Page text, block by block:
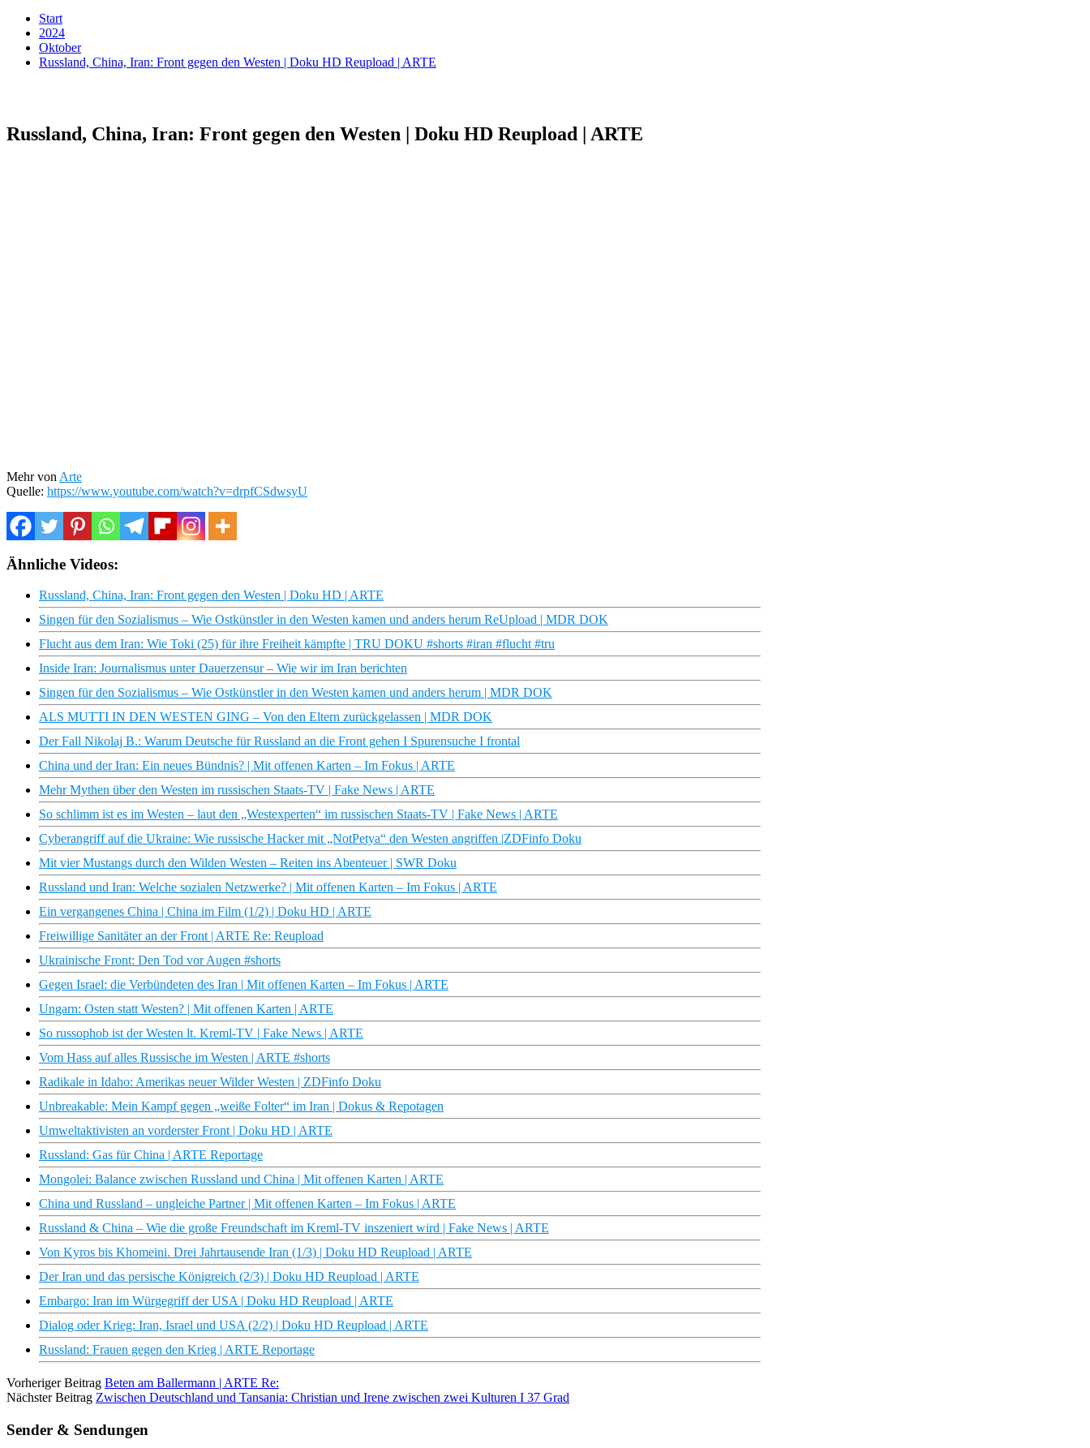
Start
2024
Oktober
Russland, China, Iran: Front gegen den Westen | Doku HD Reupload | ARTE
Russland, China, Iran: Front gegen den Westen | Doku HD Reupload | ARTE
Mehr von Arte
Quelle: https://www.youtube.com/watch?v=drpfCSdwsyU
Ähnliche Videos:
Russland, China, Iran: Front gegen den Westen | Doku HD | ARTE
Singen für den Sozialismus – Wie Ostkünstler in den Westen kamen und anders herum ReUpload | MDR DOK
Flucht aus dem Iran: Wie Toki (25) für ihre Freiheit kämpfte | TRU DOKU #shorts #iran #flucht #tru
Inside Iran: Journalismus unter Dauerzensur – Wie wir im Iran berichten
Singen für den Sozialismus – Wie Ostkünstler in den Westen kamen und anders herum | MDR DOK
ALS MUTTI IN DEN WESTEN GING – Von den Eltern zurückgelassen | MDR DOK
Der Fall Nikolaj B.: Warum Deutsche für Russland an die Front gehen I Spurensuche I frontal
China und der Iran: Ein neues Bündnis? | Mit offenen Karten – Im Fokus | ARTE
Mehr Mythen über den Westen im russischen Staats-TV | Fake News | ARTE
So schlimm ist es im Westen – laut den „Westexperten“ im russischen Staats-TV | Fake News | ARTE
Cyberangriff auf die Ukraine: Wie russische Hacker mit „NotPetya“ den Westen angriffen |ZDFinfo Doku
Mit vier Mustangs durch den Wilden Westen – Reiten ins Abenteuer | SWR Doku
Russland und Iran: Welche sozialen Netzwerke? | Mit offenen Karten – Im Fokus | ARTE
Ein vergangenes China | China im Film (1/2) | Doku HD | ARTE
Freiwillige Sanitäter an der Front | ARTE Re: Reupload
Ukrainische Front: Den Tod vor Augen #shorts
Gegen Israel: die Verbündeten des Iran | Mit offenen Karten – Im Fokus | ARTE
Ungarn: Osten statt Westen? | Mit offenen Karten | ARTE
So russophob ist der Westen lt. Kreml-TV | Fake News | ARTE
Vom Hass auf alles Russische im Westen | ARTE #shorts
Radikale in Idaho: Amerikas neuer Wilder Westen | ZDFinfo Doku
Unbreakable: Mein Kampf gegen „weiße Folter“ im Iran | Dokus & Repotagen
Umweltaktivisten an vorderster Front | Doku HD | ARTE
Russland: Gas für China | ARTE Reportage
Mongolei: Balance zwischen Russland und China | Mit offenen Karten | ARTE
China und Russland – ungleiche Partner | Mit offenen Karten – Im Fokus | ARTE
Russland & China – Wie die große Freundschaft im Kreml-TV inszeniert wird | Fake News | ARTE
Von Kyros bis Khomeini. Drei Jahrtausende Iran (1/3) | Doku HD Reupload | ARTE
Der Iran und das persische Königreich (2/3) | Doku HD Reupload | ARTE
Embargo: Iran im Würgegriff der USA | Doku HD Reupload | ARTE
Dialog oder Krieg: Iran, Israel und USA (2/2) | Doku HD Reupload | ARTE
Russland: Frauen gegen den Krieg | ARTE Reportage
Vorheriger Beitrag Beten am Ballermann | ARTE Re:
Nächster Beitrag Zwischen Deutschland und Tansania: Christian und Irene zwischen zwei Kulturen I 37 Grad
Sender & Sendungen